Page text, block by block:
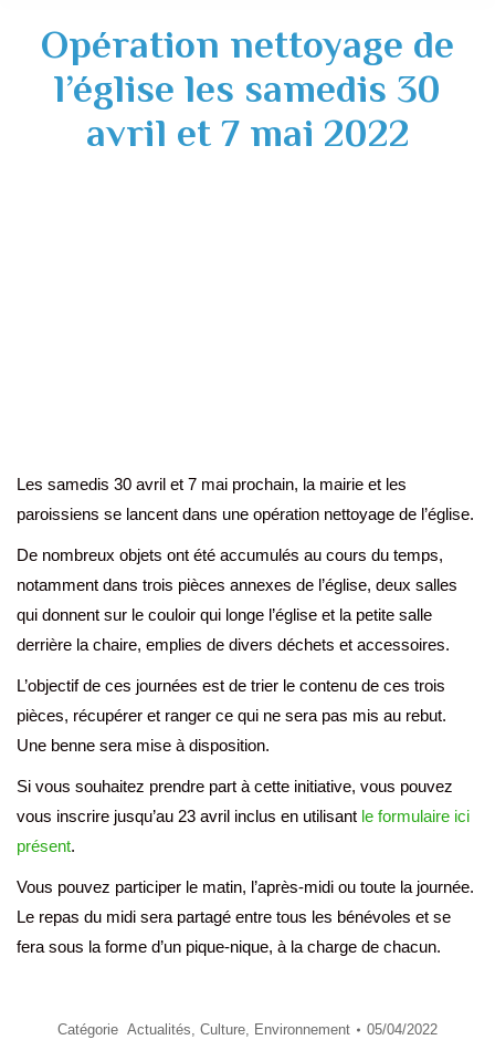
Opération nettoyage de
l’église les samedis 30
avril et 7 mai 2022
Les samedis 30 avril et 7 mai prochain, la mairie et les
paroissiens se lancent dans une opération nettoyage de l’église.
De nombreux objets ont été accumulés au cours du temps,
notamment dans trois pièces annexes de l’église, deux salles
qui donnent sur le couloir qui longe l’église et la petite salle
derrière la chaire, emplies de divers déchets et accessoires.
L’objectif de ces journées est de trier le contenu de ces trois
pièces, récupérer et ranger ce qui ne sera pas mis au rebut.
Une benne sera mise à disposition.
Si vous souhaitez prendre part à cette initiative, vous pouvez
vous inscrire jusqu’au 23 avril inclus en utilisant le formulaire ici
présent.
Vous pouvez participer le matin, l’après-midi ou toute la journée.
Le repas du midi sera partagé entre tous les bénévoles et se
fera sous la forme d’un pique-nique, à la charge de chacun.
Catégorie Actualités, Culture, Environnement 05/04/2022